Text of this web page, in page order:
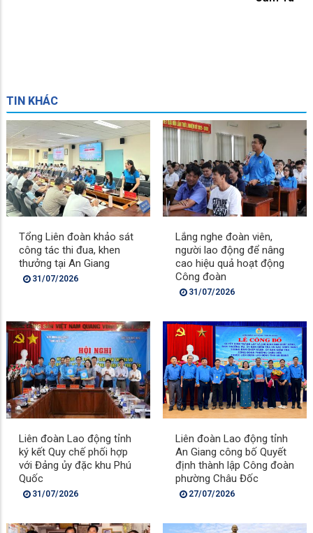
TIN KHÁC
Tổng Liên đoàn khảo sát
công tác thi đua, khen
thưởng tại An Giang
31/07/2026
Lắng nghe đoàn viên,
người lao động để nâng
cao hiệu quả hoạt động
Công đoàn
31/07/2026
Liên đoàn Lao động tỉnh
ký kết Quy chế phối hợp
với Đảng ủy đặc khu Phú
Quốc
31/07/2026
Liên đoàn Lao động tỉnh
An Giang công bố Quyết
định thành lập Công đoàn
phường Châu Đốc
27/07/2026